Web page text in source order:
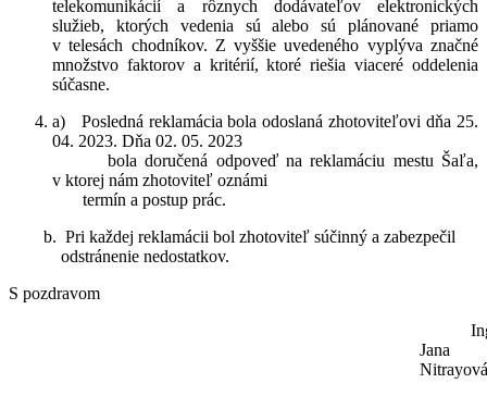
telekomunikácií a rôznych dodávateľov elektronických
služieb, ktorých vedenia sú alebo sú plánované priamo
v telesách chodníkov. Z vyššie uvedeného vyplýva značné
množstvo faktorov a kritérií, ktoré riešia viaceré oddelenia
súčasne.
a) Posledná reklamácia bola odoslaná zhotoviteľovi dňa 25.
04. 2023. Dňa 02. 05. 2023
bola doručená odpoveď na reklamáciu mestu Šaľa,
v ktorej nám zhotoviteľ oznámi
termín a postup prác.
Pri každej reklamácii bol zhotoviteľ súčinný a zabezpečil
odstránenie nedostatkov.
S pozdravom
Jana
Nitrayová